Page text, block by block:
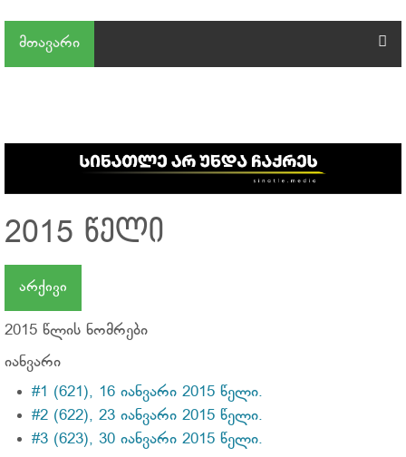
მთავარი
2015 წელი
არქივი
2015 წლის ნომრები
იანვარი
#1 (621), 16 იანვარი 2015 წელი.
#2 (622), 23 იანვარი 2015 წელი.
#3 (623), 30 იანვარი 2015 წელი.